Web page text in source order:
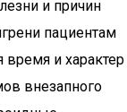
и причин
пациентам
время и характер
внезапного